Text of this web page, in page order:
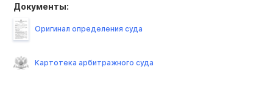
Документы:
Оригинал определения суда
Картотека арбитражного суда